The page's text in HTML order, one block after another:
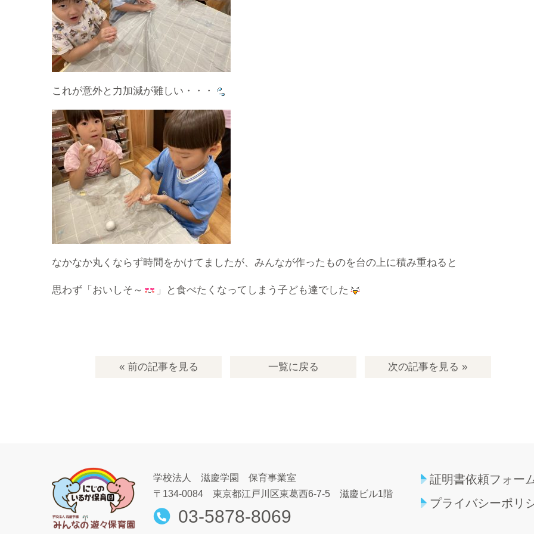
これが意外と力加減が難しい・・・
なかなか丸くならず時間をかけてましたが、みんなが作ったものを台の上に積み重ねると
思わず「おいしそ～ 」と食べたくなってしまう子ども達でした
« 前の記事を見る 一覧に戻る 次の記事を見る »
学校法人 滋慶学園 保育事業室
〒134-0084 東京都江戸川区東葛西6-7-5 滋慶ビル1階
03-5878-8069
証明書依頼フォー
プライバシーポリ